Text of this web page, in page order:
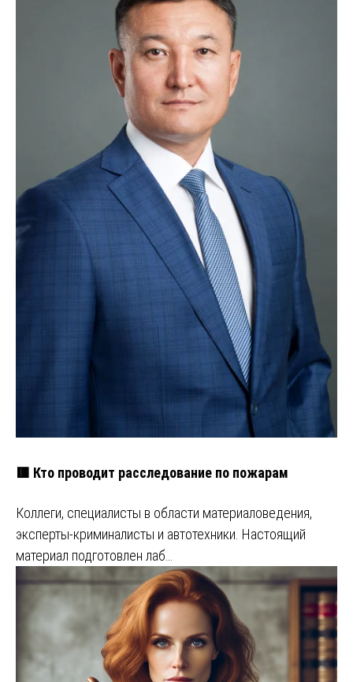
🟥 Кто проводит расследование по пожарам
Коллеги, специалисты в области материаловедения,
эксперты-криминалисты и автотехники. Настоящий
материал подготовлен лаб…